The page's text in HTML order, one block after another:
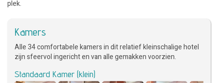
plek.
Kamers
Alle 34 comfortabele kamers in dit relatief kleinschalige hotel
zijn sfeervol ingericht en van alle gemakken voorzien.
Standaard Kamer (klein)